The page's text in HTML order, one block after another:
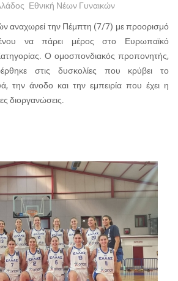
Εθνική Νέων Γυναικών
αναχωρεί την Πέμπτη (7/7) με προορισμό
να πάρει μέρος στο Ευρωπαϊκό
Ο ομοσπονδιακός προπονητής,
στις δυσκολίες που κρύβει το
την άνοδο και την εμπειρία που έχει η
διοργανώσεις.